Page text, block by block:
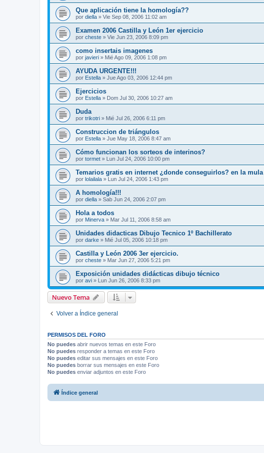
Que aplicación tiene la homología??
por diella » Vie Sep 08, 2006 11:02 am
Examen 2006 Castilla y León 1er ejercicio
por cheste » Vie Jun 23, 2006 8:09 pm
como insertais imagenes
por javieri » Mié Ago 09, 2006 1:08 pm
AYUDA URGENTE!!!
por Estella » Jue Ago 03, 2006 12:44 pm
Ejercicios
por Estella » Dom Jul 30, 2006 10:27 am
Duda
por trikotri » Mié Jul 26, 2006 6:11 pm
Construccion de triángulos
por Estella » Jue May 18, 2006 8:47 am
Cómo funcionan los sorteos de interinos?
por tormet » Lun Jul 24, 2006 10:00 pm
Temarios gratis en internet ¿donde conseguirlos? en la mula
por lolailala » Lun Jul 24, 2006 1:43 pm
A homología!!!
por diella » Sab Jun 24, 2006 2:07 pm
Hola a todos
por Minerva » Mar Jul 11, 2006 8:58 am
Unidades didacticas Dibujo Tecnico 1º Bachillerato
por darke » Mié Jul 05, 2006 10:18 pm
Castilla y León 2006 3er ejercicio.
por cheste » Mar Jun 27, 2006 5:21 pm
Exposición unidades didácticas dibujo técnico
por avi » Lun Jun 26, 2006 8:33 pm
Nuevo Tema
Volver a Índice general
PERMISOS DEL FORO
No puedes abrir nuevos temas en este Foro
No puedes responder a temas en este Foro
No puedes editar sus mensajes en este Foro
No puedes borrar sus mensajes en este Foro
No puedes enviar adjuntos en este Foro
Índice general